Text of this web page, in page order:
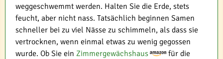
weggeschwemmt werden. Halten Sie die Erde, stets
feucht, aber nicht nass. Tatsächlich beginnen Samen
schneller bei zu viel Nässe zu schimmeln, als dass sie
vertrocknen, wenn einmal etwas zu wenig gegossen
wurde. Ob Sie ein Zimmergewächshaus
für die